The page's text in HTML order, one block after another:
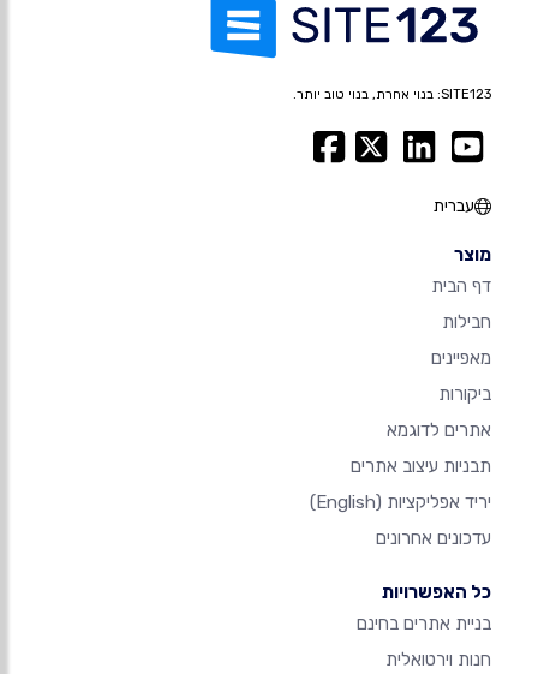
SITE123: בנוי אחרת, בנוי טוב יותר.
עברית
מוצר
דף הבית
חבילות
מאפיינים
ביקורות
אתרים לדוגמא
תבניות עיצוב אתרים
יריד אפליקציות (English)
עדכונים אחרונים
כל האפשרויות
בניית אתרים בחינם
חנות וירטואלית